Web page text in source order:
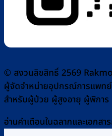
© สงวนลิขสิทธิ์ 2569
ผู้จัดจำหน่ายอุปกรณ์การแพท
สำหรับผู้ป่วย ผู้สูงอายุ ผู้พิกา
อ่านคำเตือนในฉลากและเอกส